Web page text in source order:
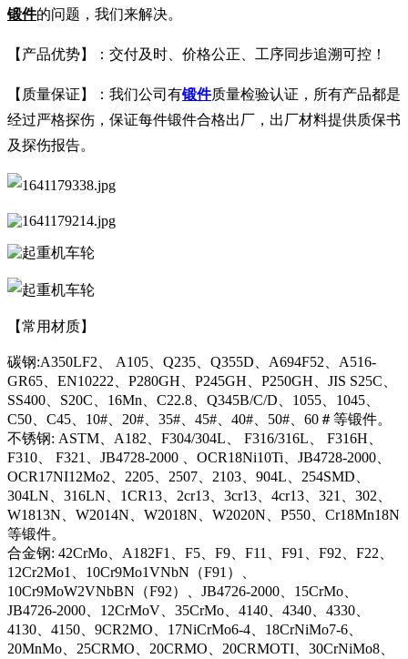
锻件的问题，我们来解决。
【产品优势】：交付及时、价格公正、工序同步追溯可控！
【质量保证】：我们公司有锻件质量检验认证，所有产品都是
经过严格探伤，保证每件锻件合格出厂，出厂材料提供质保书
及探伤报告。
【常用材质】
碳钢:A350LF2、 A105、Q235、Q355D、A694F52、A516-
GR65、EN10222、P280GH、P245GH、P250GH、JIS S25C、
SS400、S20C、16Mn、C22.8、Q345B/C/D、1055、1045、
C50、C45、10#、20#、35#、45#、40#、50#、60＃等锻件。
不锈钢: ASTM、A182、F304/304L、 F316/316L、 F316H、
F310、 F321、JB4728-2000 、OCR18Ni10Ti、JB4728-2000、
OCR17NI12Mo2、2205、2507、2103、904L、254SMD、
304LN、316LN、1CR13、2cr13、3cr13、4cr13、321、302、
W1813N、W2014N、W2018N、W2020N、P550、Cr18Mn18N
等锻件。
合金钢: 42CrMo、A182F1、F5、F9、F11、F91、F92、F22、
12Cr2Mo1、10Cr9Mo1VNbN（F91）、
10Cr9MoW2VNbBN（F92）、JB4726-2000、15CrMo、
JB4726-2000、12CrMoV、35CrMo、4140、4340、4330、
4130、4150、9CR2MO、17NiCrMo6-4、18CrNiMo7-6、
20MnMo、25CRMO、20CRMO、20CRMOTI、30CrNiMo8、